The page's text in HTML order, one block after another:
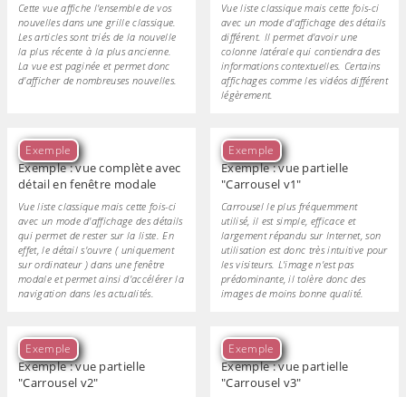
Cette vue affiche l'ensemble de vos
nouvelles dans une grille classique.
Les articles sont triés de la nouvelle
la plus récente à la plus ancienne.
La vue est paginée et permet donc
d'afficher de nombreuses nouvelles.
Vue liste classique mais cette fois-ci
avec un mode d'affichage des détails
différent. Il permet d'avoir une
colonne latérale qui contiendra des
informations contextuelles. Certains
affichages comme les vidéos différent
légèrement.
Exemple
Exemple : vue complète avec
détail en fenêtre modale
Vue liste classique mais cette fois-ci
avec un mode d'affichage des détails
qui permet de rester sur la liste. En
effet, le détail s'ouvre ( uniquement
sur ordinateur ) dans une fenêtre
modale et permet ainsi d'accélérer la
navigation dans les actualités.
Exemple
Exemple : vue partielle
"Carrousel v1"
Carrousel le plus fréquemment
utilisé, il est simple, efficace et
largement répandu sur Internet, son
utilisation est donc très intuitive pour
les visiteurs. L'image n'est pas
prédominante, il tolère donc des
images de moins bonne qualité.
Exemple
Exemple : vue partielle
"Carrousel v2"
Exemple
Exemple : vue partielle
"Carrousel v3"